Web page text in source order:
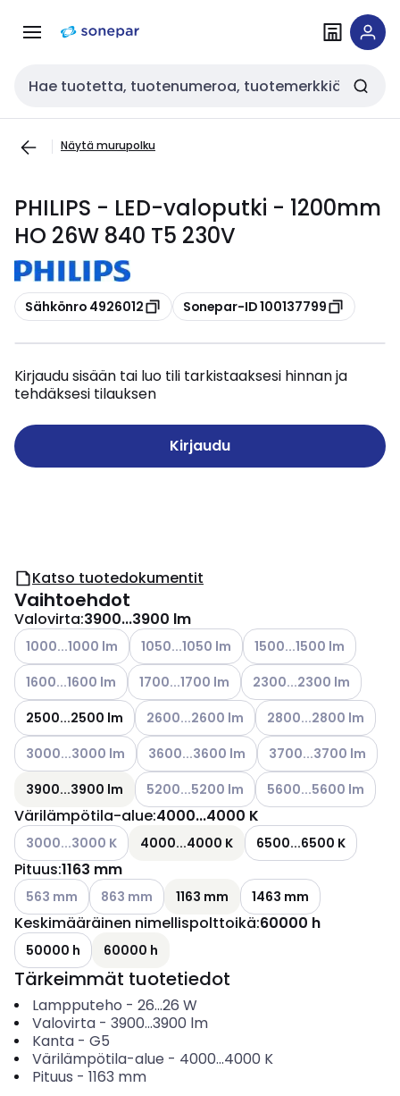
navigointiinsisältöön
Haku
Näytä murupolku
PHILIPS - LED-valoputki - 1200mm
HO 26W 840 T5 230V
Kopioi
Sähkönro 4926012 Kopioi
Sonepar-ID 100137799
Kirjaudu sisään tai luo tili tarkistaaksesi hinnan ja
tehdäksesi tilauksen
Kirjaudu
Katso tuotedokumentit
Vaihtoehdot
Valovirta:3900...3900 lm
Katso käytettävissä olevat vaihtoehdot
1000...1000 lm Katso käytettävissä olevat vaihtoehdot
1050...1050 lm Katso käytettävissä
1500...1500 lm
Katso käytettävissä olevat vaihtoehdot
1600...1600 lm Katso käytettävissä olevat vaihtoehdot
1700...1700 lm Katso käytettävissä
2300...2300 lm
2500...2500 lm
Katso käytettävissä olevat vaihtoehdot
2600...2600 lm Katso käytettävissä
2800...2800 lm
Katso käytettävissä olevat vaihtoehdot
3000...3000 lm Katso käytettävissä olevat vaihtoehdot
3600...3600 lm Katso käytettävissä
3700...3700 lm
3900...3900 lm
Katso käytettävissä olevat vaihtoehdot
5200...5200 lm Katso käytettävissä
5600...5600 lm
Värilämpötila-alue:4000...4000 K
Katso käytettävissä olevat vaihtoehdot
3000...3000 K 4000...4000 K 6500...6500 K
Pituus:1163 mm
Katso käytettävissä olevat vaihtoehdot
563 mm Katso käytettävissä olevat vaihtoehdot
863 mm 1163 mm 1463 mm
Keskimääräinen nimellispolttoikä:60000 h
50000 h 60000 h
Tärkeimmät tuotetiedot
Lampputeho - 26...26 W
Valovirta- 3900...3900 lm
Kanta- G5
Värilämpötila-alue - 4000...4000 K
Pituus - 1163 mm